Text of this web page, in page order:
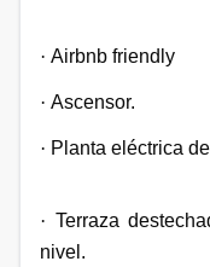
· Airbnb friendly
· Ascensor.
· Planta eléctrica
· Terraza
nivel.